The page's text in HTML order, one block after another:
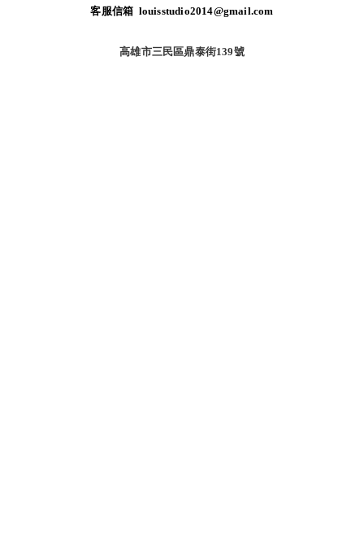
客服信箱 louisstudio2014@gmail.com
高雄市三民區鼎泰街139號